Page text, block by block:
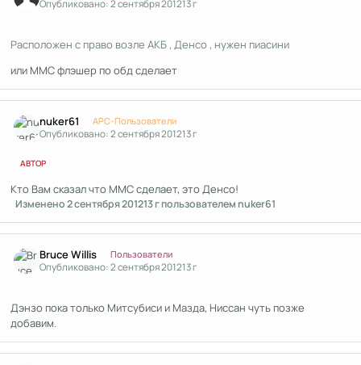
Опубликовано:2 сентября 201213 г
Расположен с право возле АКБ , Денсо , нужен пиасини
или ММС флэшер по обд сделает
nuker61 APC-Пользователи
Опубликовано:2 сентября 201213 г
АВТОР
Кто Вам сказал что ММС сделает, это Денсо!
Изменено2 сентября 201213 гпользователем nuker61
Bruce Willis Пользователи
Опубликовано:2 сентября 201213 г
Дэнзо пока только Митсубиси и Мазда, Ниссан чуть позже
добавим.